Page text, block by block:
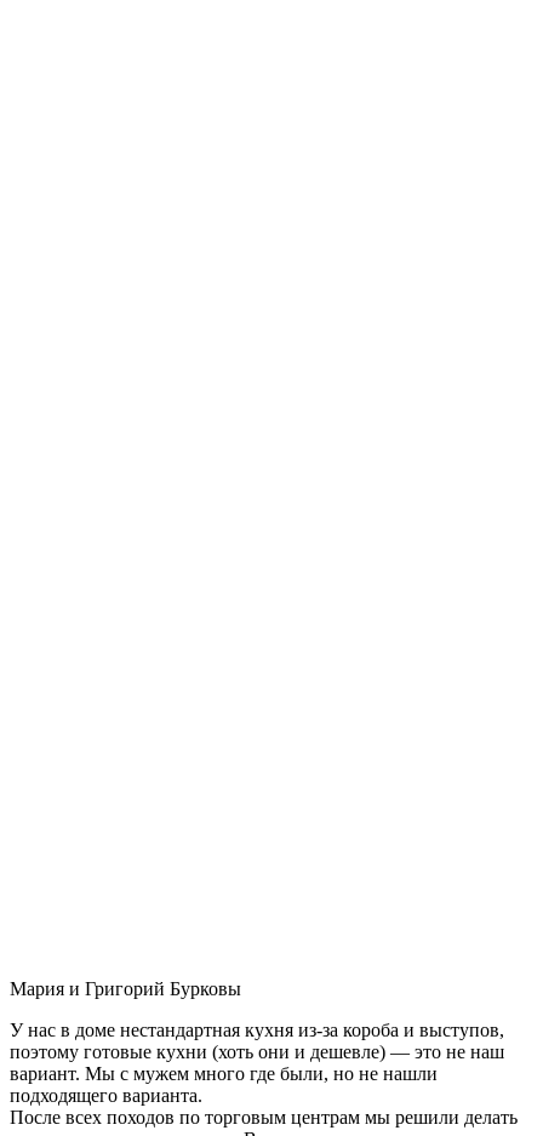
Мария и Григорий Бурковы
У нас в доме нестандартная кухня из-за короба и выступов,
поэтому готовые кухни (хоть они и дешевле) — это не наш
вариант. Мы с мужем много где были, но не нашли
подходящего варианта.
После всех походов по торговым центрам мы решили делать